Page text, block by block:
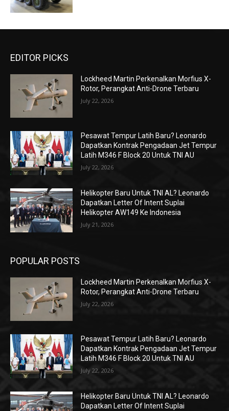
EDITOR PICKS
Lockheed Martin Perkenalkan Morfius X-
Rotor, Perangkat Anti-Drone Terbaru
July 22, 2026
Pesawat Tempur Latih Baru? Leonardo
Dapatkan Kontrak Pengadaan Jet Tempur
Latih M346 F Block 20 Untuk TNI AU
July 22, 2026
Helikopter Baru Untuk TNI AL? Leonardo
Dapatkan Letter Of Intent Suplai
Helikopter AW149 Ke Indonesia
July 21, 2026
POPULAR POSTS
Lockheed Martin Perkenalkan Morfius X-
Rotor, Perangkat Anti-Drone Terbaru
July 22, 2026
Pesawat Tempur Latih Baru? Leonardo
Dapatkan Kontrak Pengadaan Jet Tempur
Latih M346 F Block 20 Untuk TNI AU
July 22, 2026
Helikopter Baru Untuk TNI AL? Leonardo
Dapatkan Letter Of Intent Suplai